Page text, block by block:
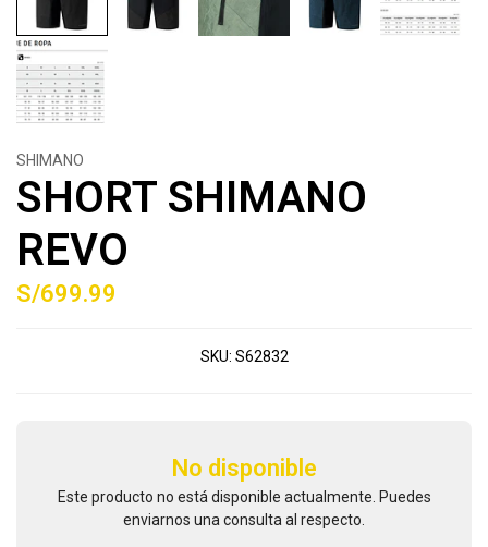
SHIMANO
SHORT SHIMANO
REVO
S/699.99
SKU: S62832
No disponible
Este producto no está disponible actualmente. Puedes
enviarnos una consulta al respecto.